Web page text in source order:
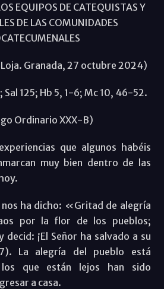
EQUIPOS DE CATEQUISTAS Y
DE LAS COMUNIDADES
Granada, 27 octubre 2024)
Sal 125; Hb 5, 1-6; Mc 10, 46-52.
Ordinario XXX-B)
que algunos habéis
muy bien dentro de las
ha dicho: «Gritad de alegría
por la flor de los pueblos;
decid: ¡El Señor ha salvado a su
La alegría del pueblo está
que están lejos han sido
a casa.